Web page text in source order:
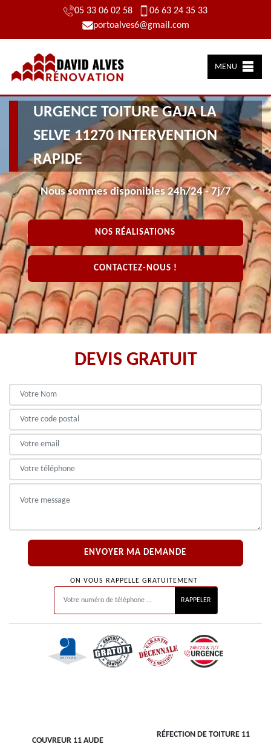
05 33 06 02 58
06 63 24 35 33
portoalves6@gmail.com
MENU
URGENCE TOITURE GAJA LA
SELVE 11270 INTERVENTION
RAPIDE
Nous sommes disponibles 24h/24 - 7j/7
NOS RÉALISATIONS
CONTACTEZ-NOUS !
DEVIS GRATUIT
ON VOUS RAPPELLE GRATUITEMENT
COUVREUR 11 AUDE
RÉFECTION DE TOITURE 11